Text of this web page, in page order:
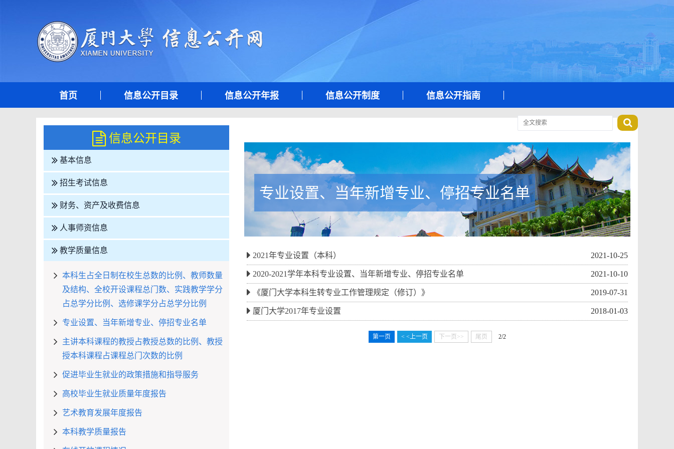
首页 信息公开目录 信息公开年报 信息公开制度 信息公开指南
信息公开目录
基本信息
招生考试信息
财务、资产及收费信息
人事师资信息
教学质量信息
本科生占全日制在校生总数的比例、教师数量
及结构、全校开设课程总门数、实践教学学分
占总学分比例、选修课学分占总学分比例
专业设置、当年新增专业、停招专业名单
主讲本科课程的教授占教授总数的比例、教授
授本科课程占课程总门次数的比例
促进毕业生就业的政策措施和指导服务
高校毕业生就业质量年度报告
艺术教育发展年度报告
本科教学质量报告
专业设置、当年新增专业、停招专业名单
2021年专业设置（本科） 2021-10-25
2020-2021学年本科专业设置、当年新增专业、停招专业名单 2021-10-10
《厦门大学本科生转专业工作管理规定（修订）》 2019-07-31
厦门大学2017年专业设置 2018-01-03
第一页 < <上一页 下一页>> 尾页 2/2